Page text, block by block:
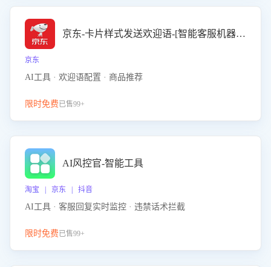
京东-卡片样式发送欢迎语-[智能客服机器人]
京东
AI工具 · 欢迎语配置 · 商品推荐
限时免费已售99+
AI风控官-智能工具
淘宝 | 京东 | 抖音
AI工具 · 客服回复实时监控 · 违禁话术拦截
限时免费已售99+